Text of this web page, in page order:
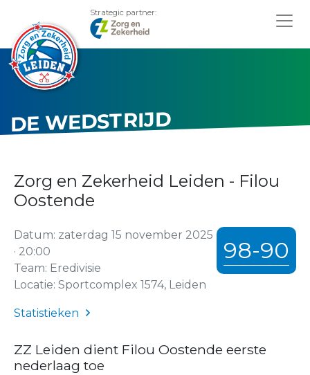
Strategic partner:
DE WEDSTRIJD
Zorg en Zekerheid Leiden - Filou
Oostende
98-90
Datum: zaterdag 15 november 2025
· 20:00
Team: Eredivisie
Locatie: Sportcomplex 1574, Leiden
Statistieken
ZZ Leiden dient Filou Oostende eerste
nederlaag toe